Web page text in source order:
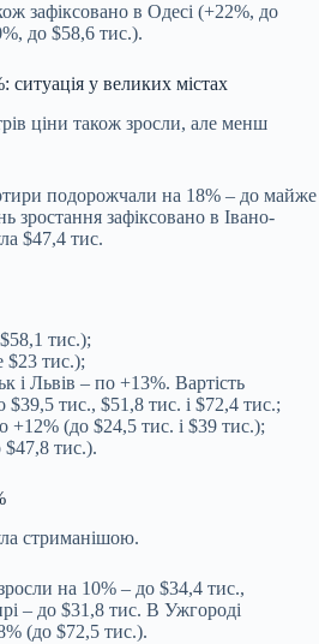
зафіксовано в Одесі (+22%, до
до $58,6 тис.).
у великих містах
ціни також зросли, але менш
подорожчали на 18% – до майже
зростання зафіксовано в Івано-
$47,4 тис.
тис.);
тис.);
і Львів – по +13%. Вартість
$39,5 тис., $51,8 тис. і $72,4 тис.;
+12% (до $24,5 тис. і $39 тис.);
тис.).
стриманішою.
на 10% – до $34,4 тис.,
– до $31,8 тис. В Ужгороді
(до $72,5 тис.).